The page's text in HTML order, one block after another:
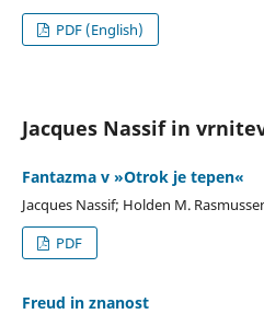
PDF (English)
Jacques Nassif in
Fantazma v »Otrok je tepen«
Jacques Nassif; Holden M.
PDF
Freud in znanost